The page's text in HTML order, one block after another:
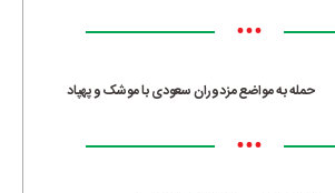
•••
حمله به مواضع مزدوران سعودی با موشک و پهپاد
•••